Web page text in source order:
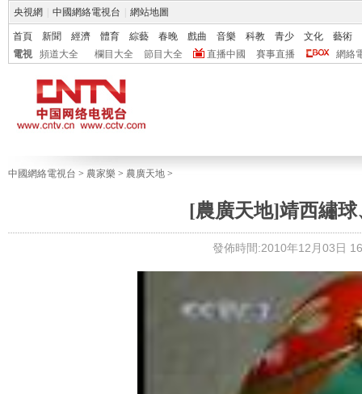
央視網 中國網絡電視台 網站地圖
首頁 新聞 經濟 體育 綜藝 春晚 戲曲 音樂 科教 青少 文化
藝術
電視
頻道大全 欄目大全 節目大全 直播中國 賽事直播 網絡
中國網絡電視台 > 農家樂 > 農廣天地 >
[農廣天地]靖西繡球
發佈時間:2010年12月03日